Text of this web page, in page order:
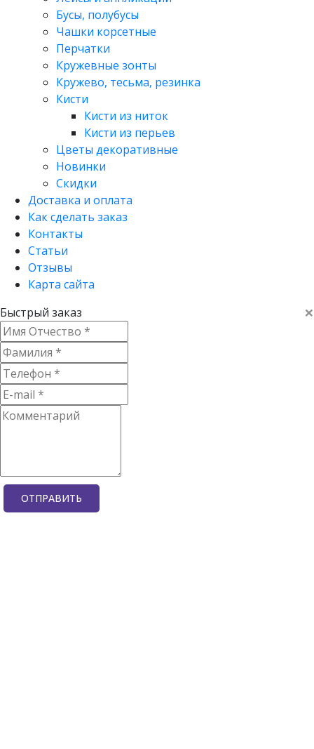
Бусы, полубусы
Чашки корсетные
Перчатки
Кружевные зонты
Кружево, тесьма, резинка
Кисти
Кисти из ниток
Кисти из перьев
Цветы декоративные
Новинки
Скидки
Доставка и оплата
Как сделать заказ
Контакты
Статьи
Отзывы
Карта сайта
×
Быстрый заказ
ОТПРАВИТЬ